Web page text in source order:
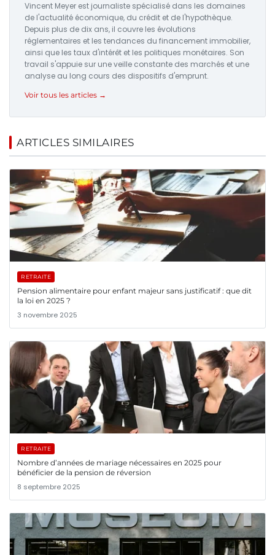
Vincent Meyer est journaliste spécialisé dans les domaines
de l'actualité économique, du crédit et de l'hypothèque.
Depuis plus de dix ans, il couvre les évolutions
réglementaires et les tendances du financement immobilier,
ainsi que les taux d'intérêt et les politiques monétaires. Son
travail s'appuie sur une veille constante des marchés et une
analyse au long cours des dispositifs d'emprunt.
Voir tous les articles →
ARTICLES SIMILAIRES
RETRAITE
Pension alimentaire pour enfant majeur sans justificatif : que dit
la loi en 2025 ?
3 novembre 2025
RETRAITE
Nombre d’années de mariage nécessaires en 2025 pour
bénéficier de la pension de réversion
8 septembre 2025